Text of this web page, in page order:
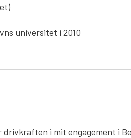
universitet i 2010
i mit engagement i